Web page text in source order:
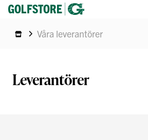
Våra leverantörer
Leverantörer